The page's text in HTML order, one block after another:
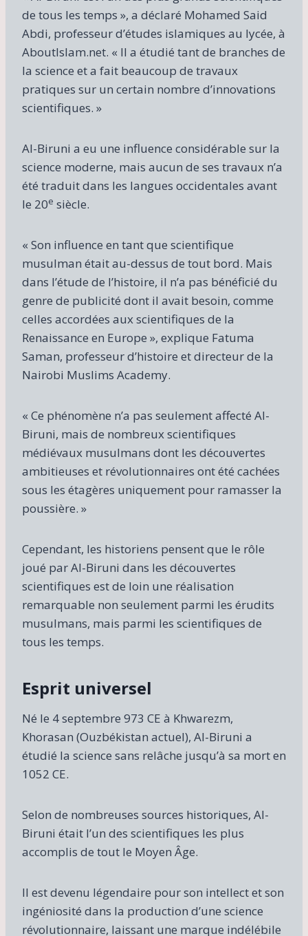
de tous les temps », a déclaré Mohamed Said
Abdi, professeur d’études islamiques au lycée, à
AboutIslam.net. « Il a étudié tant de branches de
la science et a fait beaucoup de travaux
pratiques sur un certain nombre d’innovations
scientifiques. »
Al-Biruni a eu une influence considérable sur la
science moderne, mais aucun de ses travaux n’a
été traduit dans les langues occidentales avant
le 20e siècle.
« Son influence en tant que scientifique
musulman était au-dessus de tout bord. Mais
dans l’étude de l’histoire, il n’a pas bénéficié du
genre de publicité dont il avait besoin, comme
celles accordées aux scientifiques de la
Renaissance en Europe », explique Fatuma
Saman, professeur d’histoire et directeur de la
Nairobi Muslims Academy.
« Ce phénomène n’a pas seulement affecté Al-
Biruni, mais de nombreux scientifiques
médiévaux musulmans dont les découvertes
ambitieuses et révolutionnaires ont été cachées
sous les étagères uniquement pour ramasser la
poussière. »
Cependant, les historiens pensent que le rôle
joué par Al-Biruni dans les découvertes
scientifiques est de loin une réalisation
remarquable non seulement parmi les érudits
musulmans, mais parmi les scientifiques de
tous les temps.
Esprit universel
Né le 4 septembre 973 CE à Khwarezm,
Khorasan (Ouzbékistan actuel), Al-Biruni a
étudié la science sans relâche jusqu’à sa mort en
1052 CE.
Selon de nombreuses sources historiques, Al-
Biruni était l’un des scientifiques les plus
accomplis de tout le Moyen Âge.
Il est devenu légendaire pour son intellect et son
ingéniosité dans la production d’une science
révolutionnaire, laissant une marque indélébile